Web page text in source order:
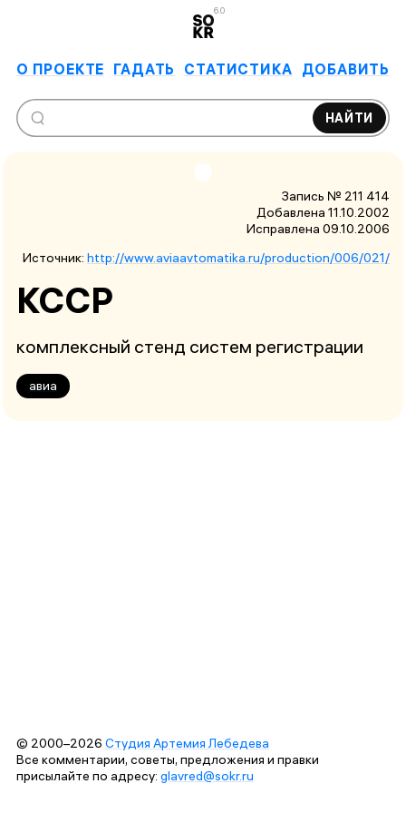
6.0
О ПРОЕКТЕ ГАДАТЬ СТАТИСТИКА ДОБАВИТЬ
НАЙТИ
Запись № 211 414
Добавлена 11.10.2002
Исправлена 09.10.2006
Источник: http://www.aviaavtomatika.ru/production/006/021/
КССР
комплексный стенд систем регистрации
авиа
© 2000–2026 Студия Артемия Лебедева
Все комментарии, советы, предложения и правки
присылайте по адресу: glavred@sokr.ru